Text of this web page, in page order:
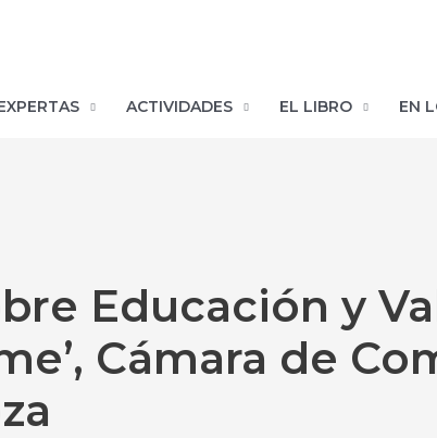
ACTIVIDADES EL LIBRO EN
Educación y
Cámara de